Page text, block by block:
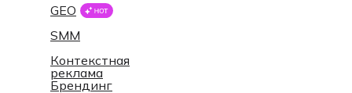
GEO
SMM
Контекстная
реклама
Брендинг